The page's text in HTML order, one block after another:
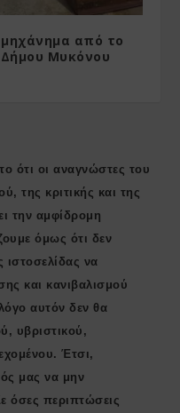
από το
Μυκόνου
ότι οι αναγνώστες του
της κριτικής και της
την αμφίδρομη
όμως ότι δεν
να
και κανιβαλισμού
αυτόν δεν θα
υβριστικού,
Έτσι,
μας να μην
όσες περιπτώσεις